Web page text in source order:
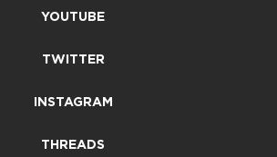
YOUTUBE
TWITTER
INSTAGRAM
THREADS